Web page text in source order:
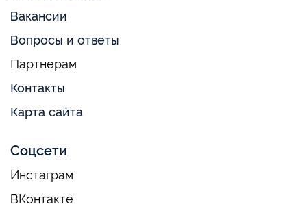
Вакансии
Вопросы и ответы
Партнерам
Контакты
Карта сайта
Соцсети
Инстаграм
ВКонтакте